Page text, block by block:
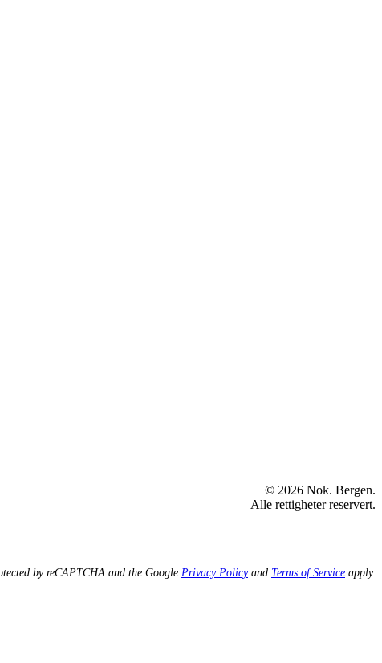
© 2026 Nok. Bergen.
Alle rettigheter reservert.
by reCAPTCHA and the Google Privacy Policyand Terms of Service apply.